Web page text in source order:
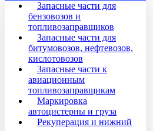
Запасные части для
бензовозов и
топливозаправщиков
Запасные части для
битумовозов, нефтевозов,
кислотовозов
Запасные части к
авиационным
топливозаправщикам
Маркировка
автоцистерны и груза
Рекуперация и нижний